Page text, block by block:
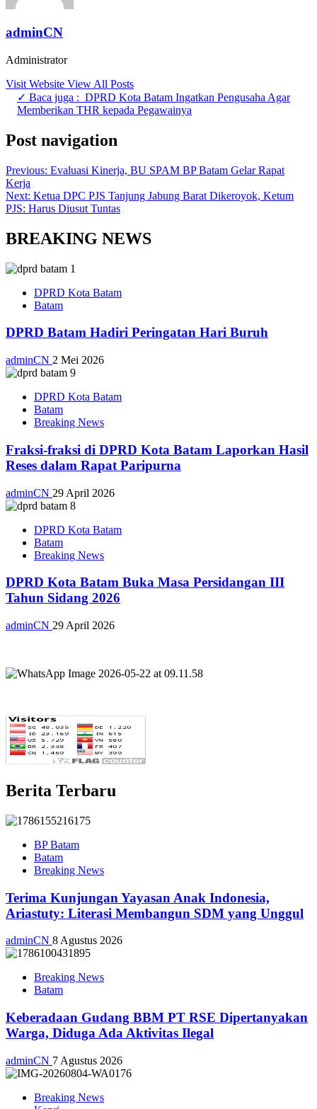
adminCN
Administrator
Visit Website View All Posts
✓ Baca juga : DPRD Kota Batam Ingatkan Pengusaha Agar
Memberikan THR kepada Pegawainya
Post navigation
Previous: Evaluasi Kinerja, BU SPAM BP Batam Gelar Rapat
Kerja
Next: Ketua DPC PJS Tanjung Jabung Barat Dikeroyok, Ketum
PJS: Harus Diusut Tuntas
BREAKING NEWS
DPRD Kota Batam
Batam
DPRD Batam Hadiri Peringatan Hari Buruh
adminCN 2 Mei 2026
DPRD Kota Batam
Batam
Breaking News
Fraksi-fraksi di DPRD Kota Batam Laporkan Hasil
Reses dalam Rapat Paripurna
adminCN 29 April 2026
DPRD Kota Batam
Batam
Breaking News
DPRD Kota Batam Buka Masa Persidangan III
Tahun Sidang 2026
adminCN 29 April 2026
Berita Terbaru
BP Batam
Batam
Breaking News
Terima Kunjungan Yayasan Anak Indonesia,
Ariastuty: Literasi Membangun SDM yang Unggul
adminCN 8 Agustus 2026
Breaking News
Batam
Keberadaan Gudang BBM PT RSE Dipertanyakan
Warga, Diduga Ada Aktivitas Ilegal
adminCN 7 Agustus 2026
Breaking News